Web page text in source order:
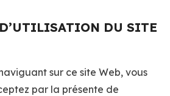
DU SITE
sur ce site Web, vous
par la présente de